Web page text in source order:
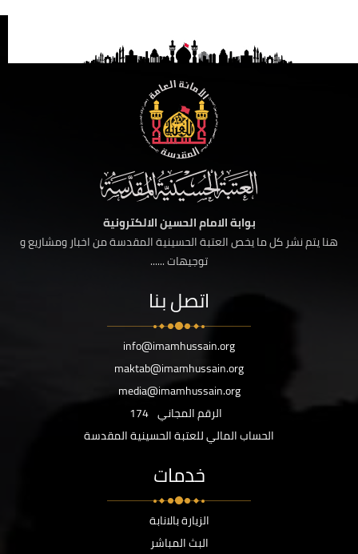
بوابة الامام الحسين الالكترونية
هنا يتم نشر كل ما يخص العتبة الحسينية المقدسة من اخبار ومشاريع و
توجيهات ......
اتصل بنا
info@imamhussain.org
maktab@imamhussain.org
media@imamhussain.org
الرقم المجاني 174
الحساب المالي للعتبة الحسينية المقدسة
خدمات
الزيارة بالانابة
البث المباشر